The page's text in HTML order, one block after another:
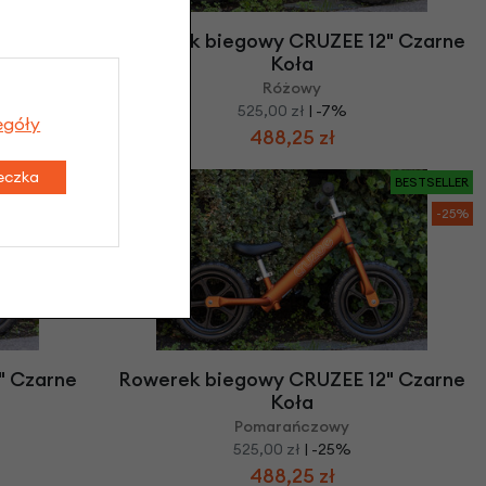
Rowerek biegowy CRUZEE 12" Czarne
Koła
Różowy
525,00 zł | -7%
488,25 zł
BESTSELLER
Czarne
BESTSELLER
-25%
Rowerek biegowy CRUZEE 12" Czarne
Koła
Pomarańczowy
525,00 zł | -25%
488,25 zł